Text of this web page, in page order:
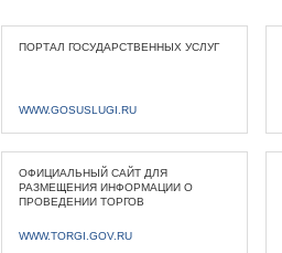
ПОРТАЛ ГОСУДАРСТВЕННЫХ УСЛУГ
WWW.GOSUSLUGI.RU
ОФИЦИАЛЬНЫЙ САЙТ ДЛЯ
РАЗМЕЩЕНИЯ ИНФОРМАЦИИ О
ПРОВЕДЕНИИ ТОРГОВ
WWW.TORGI.GOV.RU